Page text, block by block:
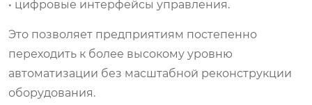
• цифровые интерфейсы управления.
Это позволяет предприятиям постепенно
переходить к более высокому уровню
автоматизации без масштабной реконструкции
оборудования.